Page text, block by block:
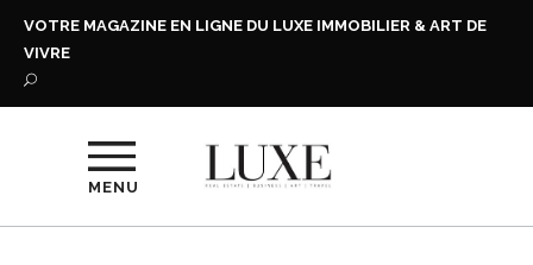
VOTRE MAGAZINE EN LIGNE DU LUXE IMMOBILIER & ART DE
VIVRE
MENU